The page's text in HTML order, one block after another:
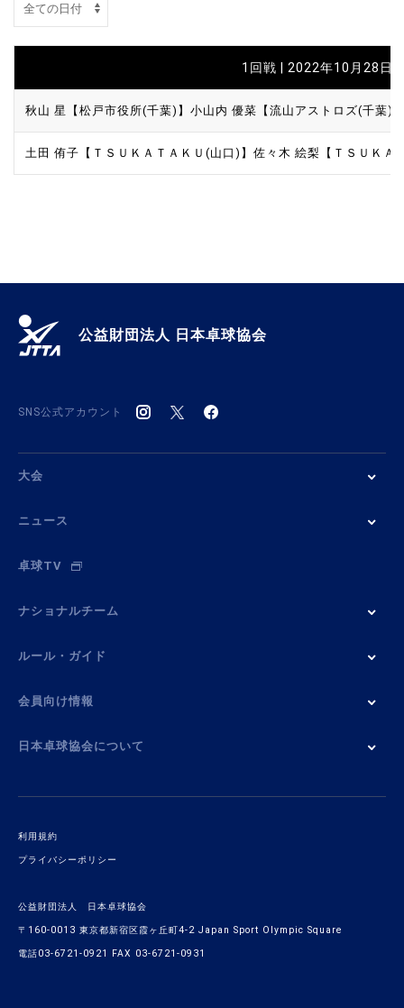
1回戦 | 2022年10月28日
秋山 星【松戸市役所(千葉)】 小山内 優菜【流山アストロズ(千葉)
土田 侑子【ＴＳＵＫＡＴＡＫＵ(山口)】 佐々木 絵梨【ＴＳＵＫＡ
公益財団法人 日本卓球協会
SNS公式アカウント
大会
ニュース
卓球TV
ナショナルチーム
ルール・ガイド
会員向け情報
日本卓球協会について
利用規約
プライバシーポリシー
公益財団法人 日本卓球協会
〒160-0013 東京都新宿区霞ヶ丘町4-2 Japan Sport Olympic Square
電話03-6721-0921 FAX 03-6721-0931